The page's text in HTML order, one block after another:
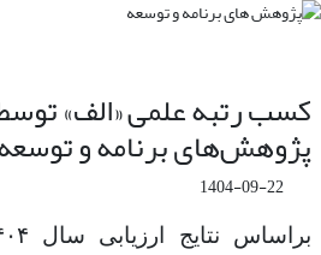
کسب رتبه علمی «الف»
پژوهش‌های برنامه و
1404-09-22